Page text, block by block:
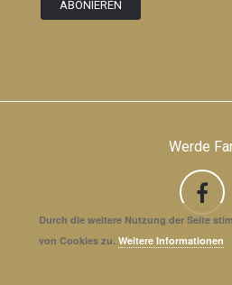
Werde
Durch die weitere Nutzung der Seite
von Cookies zu.Weitere Informationen